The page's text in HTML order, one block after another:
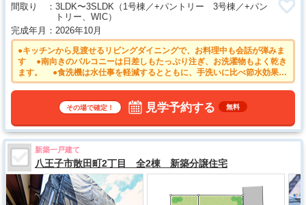
間取り
3LDK〜3SLDK （1号棟／+パントリー 3号棟／+パン
トリー、WIC）
完成年月
2026年10月
●キッチンから見渡せるリビングダイニングで、お料理中も会話が弾みま
す ●南向きのバルコニーは日差しもたっぷり注ぎ、お洗濯物もよく乾き
ます。 ●食洗機は水仕事を軽減するとともに、手洗いに比べ節水効果も
期待できます。 ●雨天時の洗濯物や浴室内のカビ防止としても活躍する
で分かりますその場で確定！ 見学予約する 無料
新築一戸建て
八王子市散田町2丁目 全2棟 新築分譲住宅